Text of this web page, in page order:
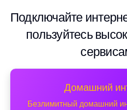
Подключайте
пользуйтесь
Домашний
Безлимитный домашний